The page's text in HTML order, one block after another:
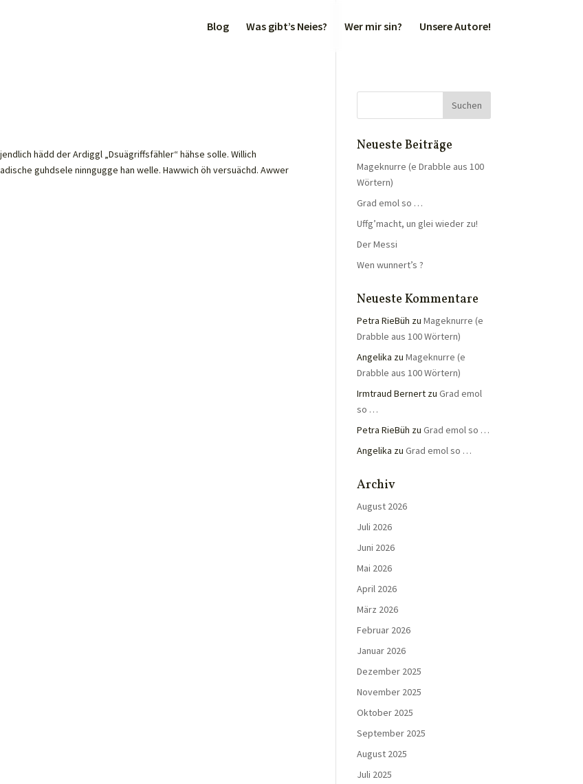
Blog Was gibt’s Neies? Wer mir sin? Unsere Autore!
hädd der Ardiggl „Dsuägriffsfähler“ hähse solle. Willich
guhdsele ninngugge han welle. Hawwich öh versuächd. Awwer
Neueste Beiträge
Mageknurre (e Drabble aus 100
Wörtern)
Grad emol so …
Uffg’macht, un glei wieder zu!
Der Messi
Wen wunnert’s ?
Neueste Kommentare
Petra RieBüh zuMageknurre (e
Drabble aus 100 Wörtern)
Angelika zuMageknurre (e
Drabble aus 100 Wörtern)
Irmtraud Bernert zuGrad emol
so …
Petra RieBüh zuGrad emol so …
Angelika zuGrad emol so …
Archiv
August 2026
Juli 2026
Juni 2026
Mai 2026
April 2026
März 2026
Februar 2026
Januar 2026
Dezember 2025
November 2025
Oktober 2025
September 2025
August 2025
Juli 2025